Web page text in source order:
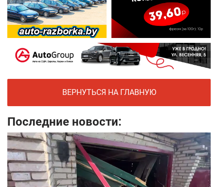
ВЕРНУТЬСЯ НА ГЛАВНУЮ
Последние новости: